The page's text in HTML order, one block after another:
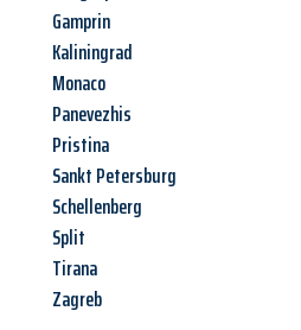
Gamprin
Kaliningrad
Monaco
Panevezhis
Pristina
Sankt Petersburg
Schellenberg
Split
Tirana
Zagreb